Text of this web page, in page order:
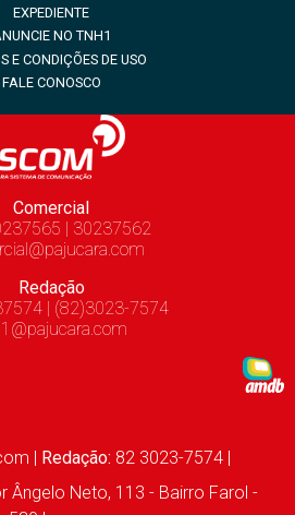
EXPEDIENTE
NO TNH1
E CONDIÇÕES DE USO
FALE CONOSCO
Comercial
| 30237562
Redação
| (82)3023-7574
| Redação: 82 3023-7574 |
Ângelo Neto, 113 - Bairro Farol -